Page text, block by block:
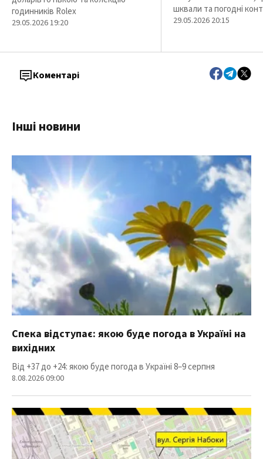
годинників Rolex
29.05.2026 19:20
шквали та погодні
29.05.2026 20:15
Коментарі
Інші новини
Спека відступає: якою буде погода в Україні на
вихідних
Від +37 до +24: якою буде погода в Україні 8–9 серпня
8.08.2026 09:00